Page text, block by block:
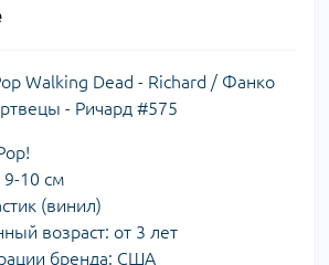
Walking Dead - Richard / Фанко
- Ричард #575
9-10 см
(винил)
возраст: от 3 лет
бренда: США